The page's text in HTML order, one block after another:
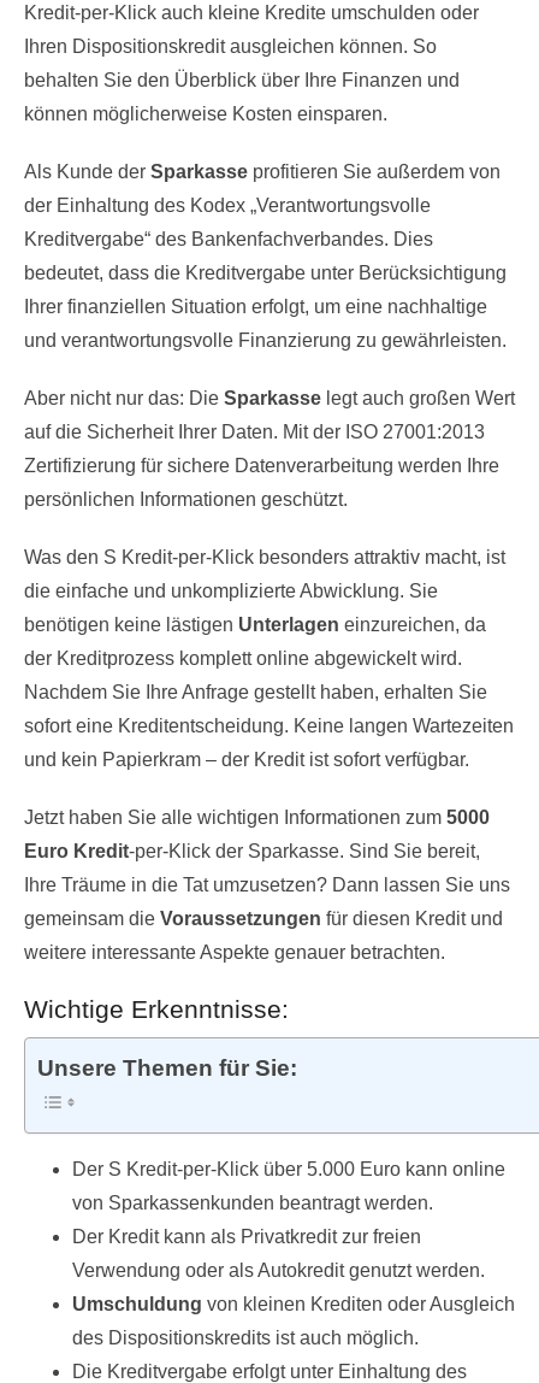
Kredit-per-Klick auch kleine Kredite umschulden oder
Ihren Dispositionskredit ausgleichen können. So
behalten Sie den Überblick über Ihre Finanzen und
können möglicherweise Kosten einsparen.
Als Kunde der Sparkasse profitieren Sie außerdem von
der Einhaltung des Kodex „Verantwortungsvolle
Kreditvergabe“ des Bankenfachverbandes. Dies
bedeutet, dass die Kreditvergabe unter Berücksichtigung
Ihrer finanziellen Situation erfolgt, um eine nachhaltige
und verantwortungsvolle Finanzierung zu gewährleisten.
Aber nicht nur das: Die Sparkasse legt auch großen Wert
auf die Sicherheit Ihrer Daten. Mit der ISO 27001:2013
Zertifizierung für sichere Datenverarbeitung werden Ihre
persönlichen Informationen geschützt.
Was den S Kredit-per-Klick besonders attraktiv macht, ist
die einfache und unkomplizierte Abwicklung. Sie
benötigen keine lästigen Unterlagen einzureichen, da
der Kreditprozess komplett online abgewickelt wird.
Nachdem Sie Ihre Anfrage gestellt haben, erhalten Sie
sofort eine Kreditentscheidung. Keine langen Wartezeiten
und kein Papierkram – der Kredit ist sofort verfügbar.
Jetzt haben Sie alle wichtigen Informationen zum 5000
Euro Kredit-per-Klick der Sparkasse. Sind Sie bereit,
Ihre Träume in die Tat umzusetzen? Dann lassen Sie uns
gemeinsam die Voraussetzungen für diesen Kredit und
weitere interessante Aspekte genauer betrachten.
Wichtige Erkenntnisse:
Unsere Themen für Sie:
Der S Kredit-per-Klick über 5.000 Euro kann online
von Sparkassenkunden beantragt werden.
Der Kredit kann als Privatkredit zur freien
Verwendung oder als Autokredit genutzt werden.
Umschuldung von kleinen Krediten oder Ausgleich
des Dispositionskredits ist auch möglich.
Die Kreditvergabe erfolgt unter Einhaltung des